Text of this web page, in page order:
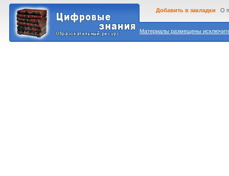
Материалы размещены
Добавить в закладки О